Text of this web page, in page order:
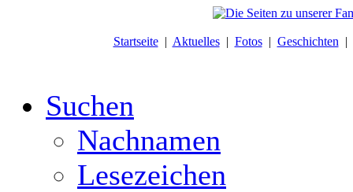
Startseite| Aktuelles| Fotos| Geschichten |
Suchen
Nachnamen
Lesezeichen